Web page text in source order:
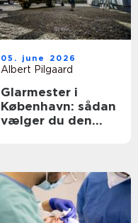
05. june 2026
Albert Pilgaard
Glarmester i
København: sådan
vælger du den